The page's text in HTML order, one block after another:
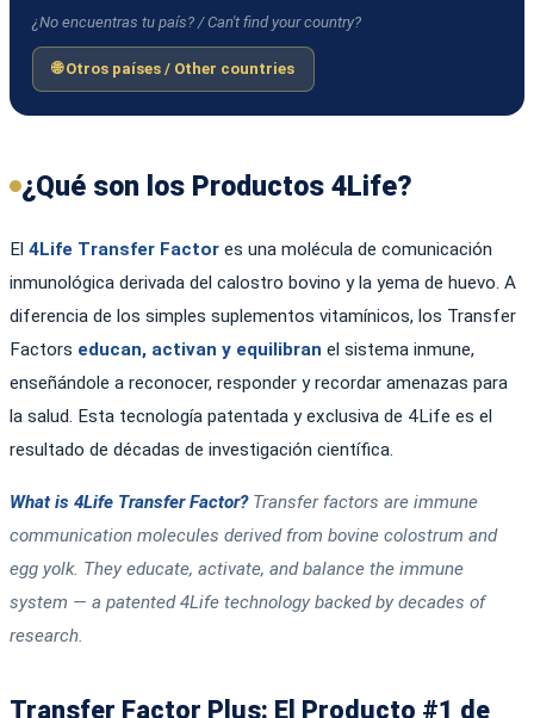
¿No encuentras tu país? / Can't find your country?
🌐 Otros países / Other countries
¿Qué son los Productos 4Life?
El 4Life Transfer Factor es una molécula de comunicación
inmunológica derivada del calostro bovino y la yema de huevo. A
diferencia de los simples suplementos vitamínicos, los Transfer
Factors educan, activan y equilibran el sistema inmune,
enseñándole a reconocer, responder y recordar amenazas para
la salud. Esta tecnología patentada y exclusiva de 4Life es el
resultado de décadas de investigación científica.
What is 4Life Transfer Factor?Transfer factors are immune
communication molecules derived from bovine colostrum and
egg yolk. They educate, activate, and balance the immune
system — a patented 4Life technology backed by decades of
research.
Transfer Factor Plus: El Producto #1 de